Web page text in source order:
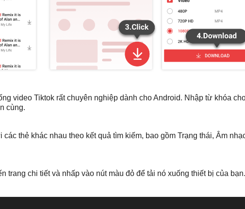
video Tiktok rất chuyên nghiệp dành cho Android. Nhập từ khóa
cùng.
thẻ khác nhau theo kết quả tìm kiếm, bao gồm Trạng thái, Âm
trang chi tiết và nhấp vào nút màu đỏ để tải nó xuống thiết bị của bạn.